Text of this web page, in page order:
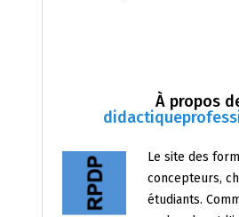
À propos
Le site des
concepteurs,
étudiants.